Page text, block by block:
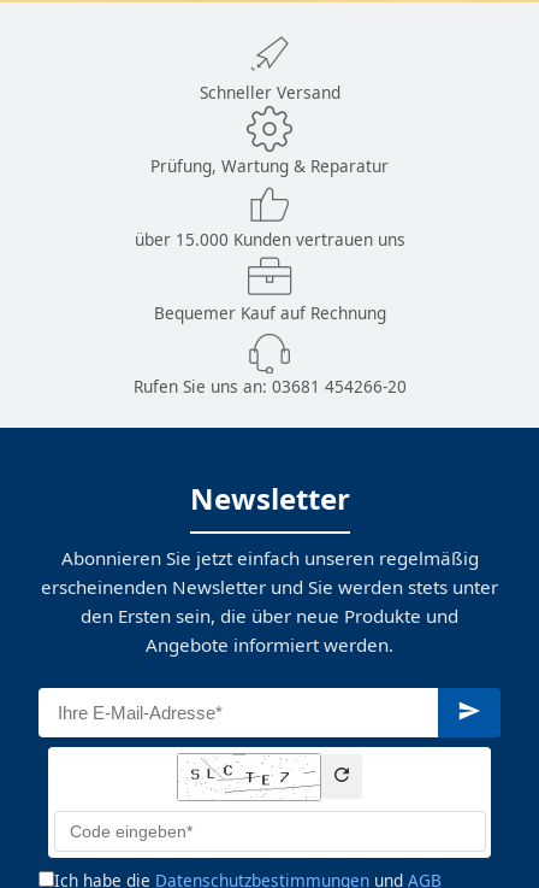
Schneller Versand
Prüfung, Wartung & Reparatur
über 15.000 Kunden vertrauen uns
Bequemer Kauf auf Rechnung
Rufen Sie uns an: 03681 454266-20
Newsletter
Abonnieren Sie jetzt einfach unseren regelmäßig
erscheinenden Newsletter und Sie werden stets unter
den Ersten sein, die über neue Produkte und
Angebote informiert werden.
Ich habe die Datenschutzbestimmungen und AGB